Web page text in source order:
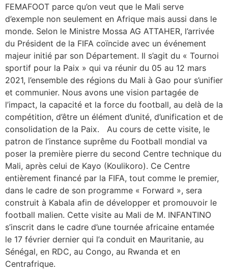
FEMAFOOT parce qu’on veut que le Mali serve
d’exemple non seulement en Afrique mais aussi dans le
monde. Selon le Ministre Mossa AG ATTAHER, l’arrivée
du Président de la FIFA coïncide avec un événement
majeur initié par son Département. Il s’agit du « Tournoi
sportif pour la Paix » qui va réunir du 05 au 12 mars
2021, l’ensemble des régions du Mali à Gao pour s’unifier
et communier. Nous avons une vision partagée de
l’impact, la capacité et la force du football, au delà de la
compétition, d’être un élément d’unité, d’unification et de
consolidation de la Paix. Au cours de cette visite, le
patron de l’instance suprême du Football mondial va
poser la première pierre du second Centre technique du
Mali, après celui de Kayo (Koulikoro). Ce Centre
entièrement financé par la FIFA, tout comme le premier,
dans le cadre de son programme « Forward », sera
construit à Kabala afin de développer et promouvoir le
football malien. Cette visite au Mali de M. INFANTINO
s’inscrit dans le cadre d’une tournée africaine entamée
le 17 février dernier qui l’a conduit en Mauritanie, au
Sénégal, en RDC, au Congo, au Rwanda et en
Centrafrique.